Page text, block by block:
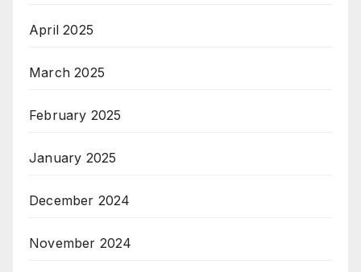
April 2025
March 2025
February 2025
January 2025
December 2024
November 2024